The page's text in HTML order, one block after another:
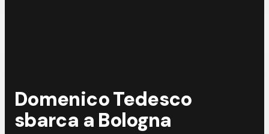
Domenico Tedesco
sbarca a Bologna